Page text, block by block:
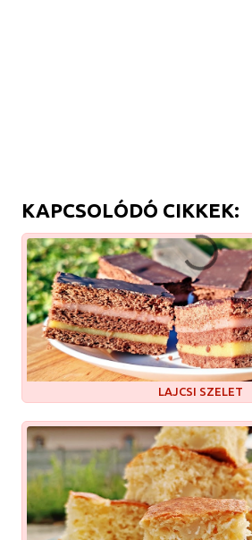
KAPCSOLÓDÓ CIKKEK:
LAJCSI SZELET